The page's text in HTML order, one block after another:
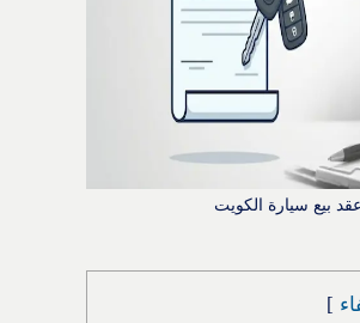
بيع سيارة الكويت